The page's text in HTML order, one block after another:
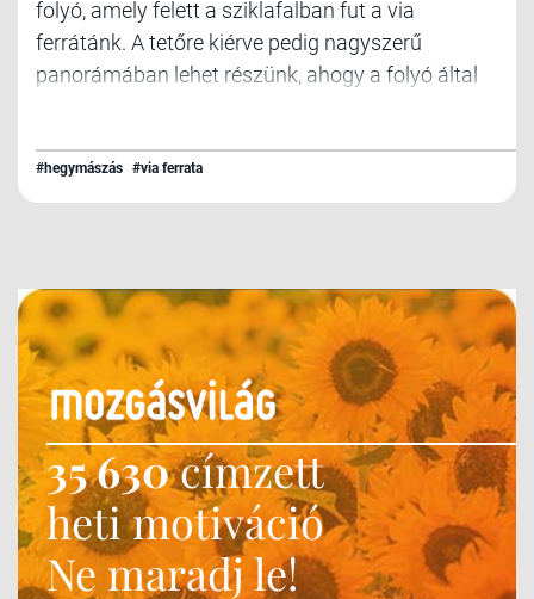
folyó, amely felett a sziklafalban fut a via
ferrátánk. A tetőre kiérve pedig nagyszerű
panorámában lehet részünk, ahogy a folyó által
#hegymászás #via ferrata
35 630címzett
heti motiváció
Ne maradj le!